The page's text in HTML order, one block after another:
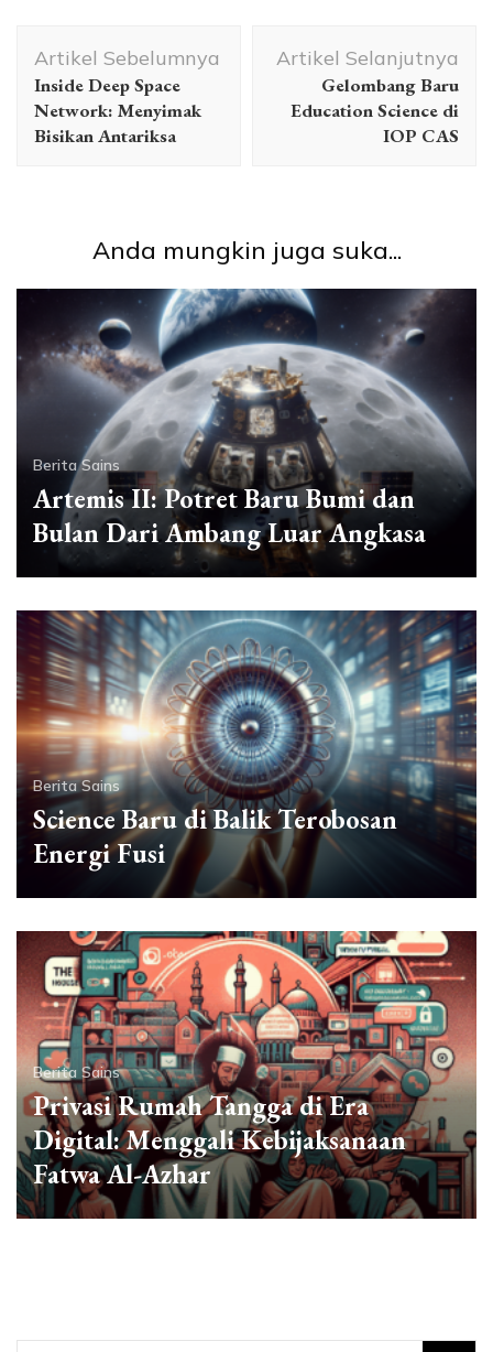
Artikel
Artikel Sebelumnya
Inside Deep Space
Network: Menyimak
Bisikan Antariksa
Artikel Selanjutnya
Gelombang Baru
Education Science di
IOP CAS
Anda mungkin juga suka...
Berita Sains
Artemis II: Potret Baru Bumi dan
Bulan Dari Ambang Luar Angkasa
Berita Sains
Science Baru di Balik Terobosan
Energi Fusi
Berita Sains
Privasi Rumah Tangga di Era
Digital: Menggali Kebijaksanaan
Fatwa Al-Azhar